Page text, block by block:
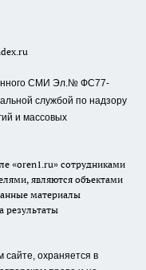
СМИ Эл.№ ФС77-
службой по надзору
и массовых
«oren1.ru» сотрудниками
являются объектами
материалы
результаты
охраняется в